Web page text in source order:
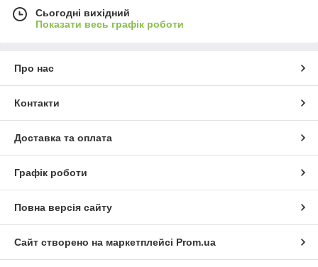
Сьогодні вихідний
Показати весь графік роботи
Про нас
Контакти
Доставка та оплата
Графік роботи
Повна версія сайту
Сайт створено на маркетплейсі Prom.ua